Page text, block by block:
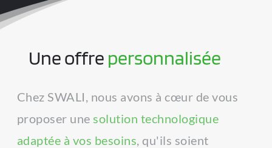
éventail de fonctions est personnalisable
En revanche, le cœur de l'offre est le
meilleure couverture réseau possible sur
chaque ligne souscrite, et vous garantir
Une offre personnalisée
Chez SWALI, nous avons à cœur de vous
proposer une solution technologique
adaptée à vos besoins , qu'ils soient